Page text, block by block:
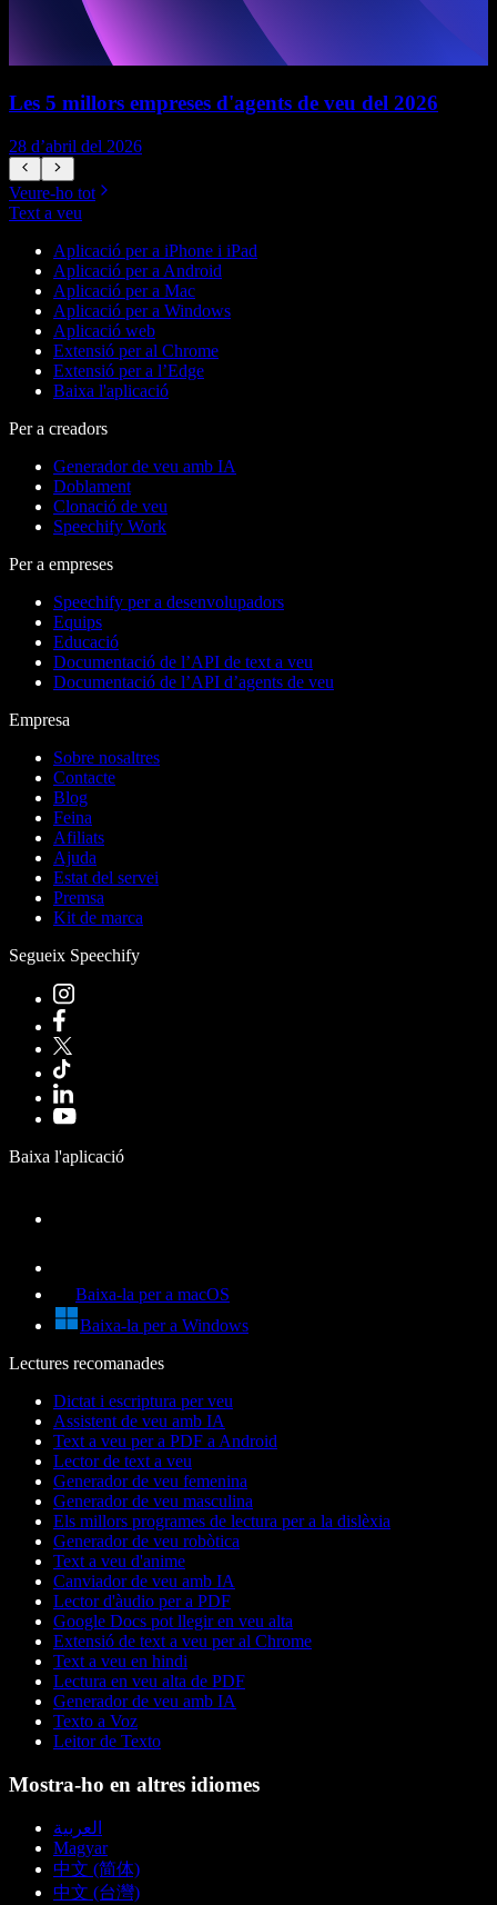
Les 5 millors empreses d'agents de veu del 2026
28 d’abril del 2026
Veure-ho tot
Text a veu
Aplicació per a iPhone i iPad
Aplicació per a Android
Aplicació per a Mac
Aplicació per a Windows
Aplicació web
Extensió per al Chrome
Extensió per a l’Edge
Baixa l'aplicació
Per a creadors
Generador de veu amb IA
Doblament
Clonació de veu
Speechify Work
Per a empreses
Speechify per a desenvolupadors
Equips
Educació
Documentació de l’API de text a veu
Documentació de l’API d’agents de veu
Empresa
Sobre nosaltres
Contacte
Blog
Feina
Afiliats
Ajuda
Estat del servei
Premsa
Kit de marca
Segueix Speechify
Baixa l'aplicació
Baixa-la per a macOS
Baixa-la per a Windows
Lectures recomanades
Dictat i escriptura per veu
Assistent de veu amb IA
Text a veu per a PDF a Android
Lector de text a veu
Generador de veu femenina
Generador de veu masculina
Els millors programes de lectura per a la dislèxia
Generador de veu robòtica
Text a veu d'anime
Canviador de veu amb IA
Lector d'àudio per a PDF
Google Docs pot llegir en veu alta
Extensió de text a veu per al Chrome
Text a veu en hindi
Lectura en veu alta de PDF
Generador de veu amb IA
Texto a Voz
Leitor de Texto
Mostra-ho en altres idiomes
العربية
Magyar
中文 (简体)
中文 (台灣)